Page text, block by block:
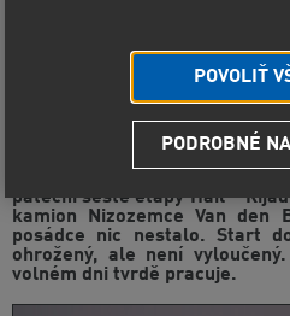
páteční šesté etapy Hail –
kamion Nizozemce Van den
posádce nic nestalo. Start
ohrožený, ale není
volném dni tvrdě pracuje.
POVOLIŤ
PODROBNÉ